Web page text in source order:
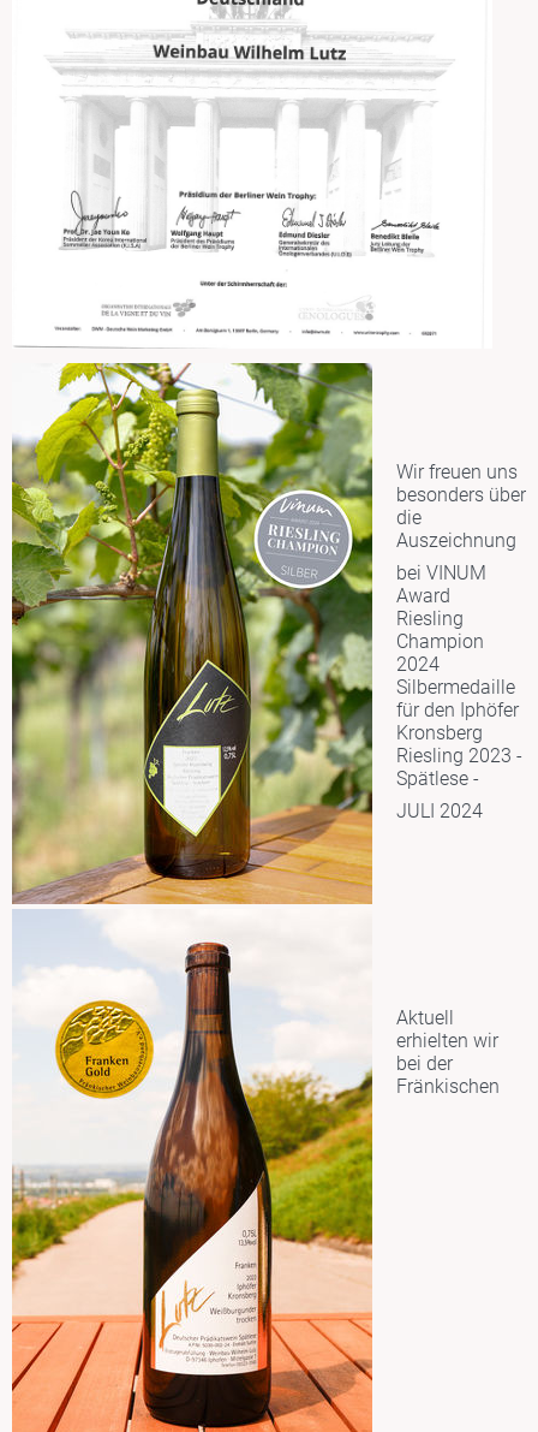
Wir freuen uns
besonders über
die
Auszeichnung
bei VINUM
Award
Riesling
Champion
2024
Silbermedaille
für den Iphöfer
Kronsberg
Riesling 2023 -
Spätlese -
JULI 2024
Aktuell
erhielten wir
bei der
Fränkischen